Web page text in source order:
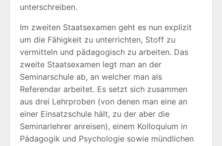
unterschreiben.
Im zweiten Staatsexamen geht es nun explizit
um die Fähigkeit zu unterrichten, Stoff zu
vermitteln und pädagogisch zu arbeiten. Das
zweite Staatsexamen legt man an der
Seminarschule ab, an welcher man als
Referendar arbeitet. Es setzt sich zusammen
aus drei Lehrproben (von denen man eine an
einer Einsatzschule hält, zu der aber die
Seminarlehrer anreisen), einem Kolloquium in
Pädagogik und Psychologie sowie mündlichen